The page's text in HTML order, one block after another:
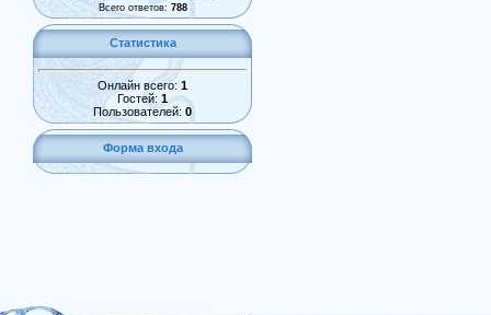
Всего ответов: 788
Статистика
Онлайн всего: 1
Гостей: 1
Пользователей: 0
Форма входа